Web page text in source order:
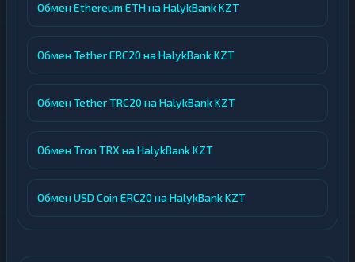
Обмен Ethereum ETH на HalykBank KZT
Обмен Tether ERC20 на HalykBank KZT
Обмен Tether TRC20 на HalykBank KZT
Обмен Tron TRX на HalykBank KZT
Обмен USD Coin ERC20 на HalykBank KZT